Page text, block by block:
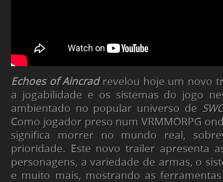
Echoes of Aincrad revelou hoje um novo
a jogabilidade e os sistemas do jogo
ambientado no popular universo de
Como jogador preso num VRMMORPG
significa morrer no mundo real,
prioridade. Este novo trailer apresenta
personagens, a variedade de armas, o
e muito mais, mostrando as